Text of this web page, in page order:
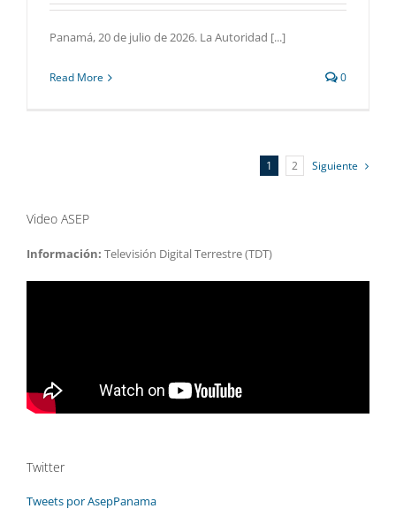
Panamá, 20 de julio de 2026. La Autoridad [...]
Read More 0
1 2 Siguiente
Video ASEP
Información: Televisión Digital Terrestre (TDT)
Twitter
Tweets por AsepPanama